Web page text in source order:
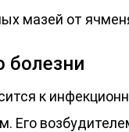
мазей от
болезни
к
Его